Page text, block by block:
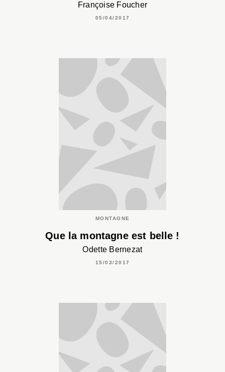
Françoise Foucher
05/04/2017
MONTAGNE
Que la montagne est belle !
Odette Bernezat
15/03/2017